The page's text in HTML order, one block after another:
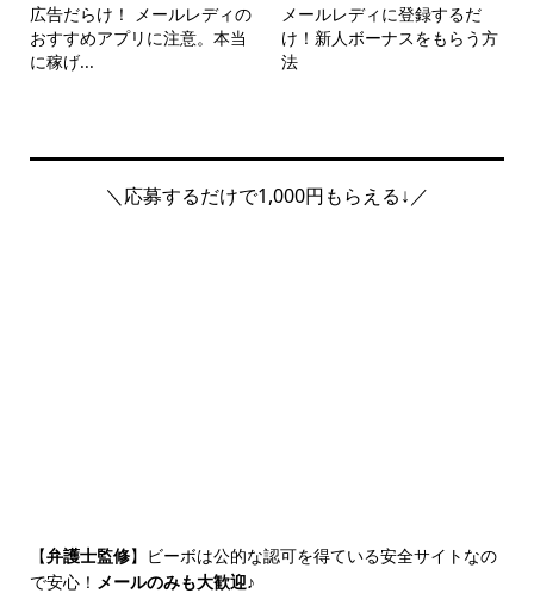
広告だらけ！ メールレディの
おすすめアプリに注意。本当
に稼げ...
メールレディに登録するだ
け！新人ボーナスをもらう方
法
＼応募するだけで1,000円もらえる↓／
【弁護士監修】ビーボは公的な認可を得ている安全サイトなの
で安心！ メールのみも大歓迎♪